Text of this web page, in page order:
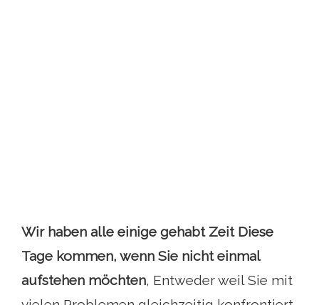
Wir haben alle einige gehabtZeit Diese
Tage kommen, wenn Sie nicht einmal
aufstehen möchten, Entweder weil Sie mit